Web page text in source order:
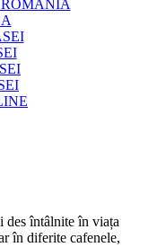
des întâlnite în viața
în diferite cafenele,